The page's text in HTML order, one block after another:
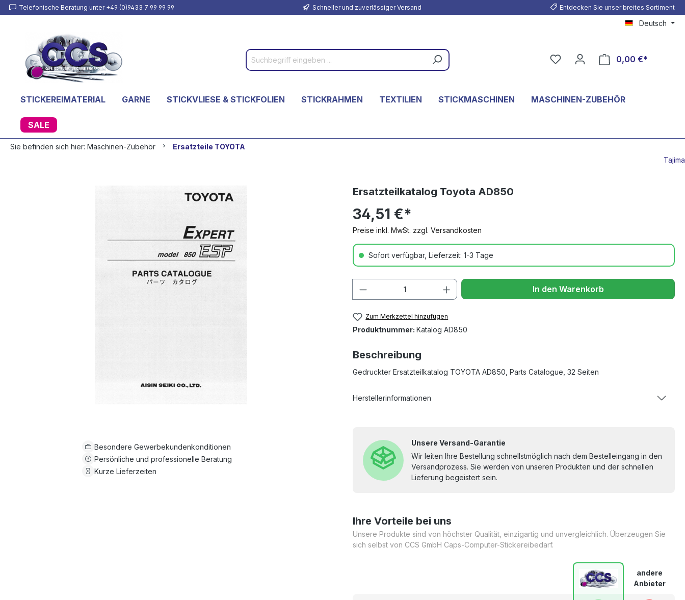
springen
Telefonische Beratung unter +49 (0)9433 7 99 99 99 Schneller und zuverlässiger Versand Entdecken Sie unser breites Sortiment
Deutsch
0,00 €*
STICKEREIMATERIAL GARNE STICKVLIESE & STICKFOLIEN STICKRAHMEN TEXTILIEN STICKMASCHINEN MASCHINEN-ZUBEHÖR
SALE
Sie befinden sich hier: Maschinen-Zubehör
Ersatzteile TOYOTA
Tajima
Besondere Gewerbekundenkonditionen
Persönliche und professionelle Beratung
Kurze Lieferzeiten
Ersatzteilkatalog Toyota AD850
34,51 €*
Preise inkl. MwSt. zzgl. Versandkosten
Sofort verfügbar, Lieferzeit: 1-3 Tage
In den Warenkorb
Zum Merkzettel hinzufügen
Produktnummer: Katalog AD850
Beschreibung
Gedruckter Ersatzteilkatalog TOYOTA AD850, Parts Catalogue, 32 Seiten
Herstellerinformationen
Unsere Versand-Garantie
Wir leiten Ihre Bestellung schnellstmöglich nach dem Bestelleingang in den
Versandprozess. Sie werden von unseren Produkten und der schnellen
Lieferung begeistert sein.
Ihre Vorteile bei uns
Unsere Produkte sind von höchster Qualität, einzigartig und unvergleichlich. Überzeugen Sie
sich selbst von CCS GmbH Caps-Computer-Stickereibedarf.
andere
Anbieter